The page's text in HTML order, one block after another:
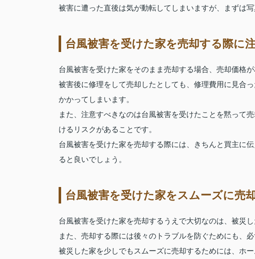
被害に遭った直後は気が動転してしまいますが、まずは
台風被害を受けた家を売却する際に
台風被害を受けた家をそのまま売却する場合、売却価格
被害後に修理をして売却したとしても、修理費用に見合
かかってしまいます。
また、注意すべきなのは台風被害を受けたことを黙って
けるリスクがあることです。
台風被害を受けた家を売却する際には、きちんと買主に
ると良いでしょう。
台風被害を受けた家をスムーズに売
台風被害を受けた家を売却するうえで大切なのは、被災
また、売却する際には後々のトラブルを防ぐためにも、
被災した家を少しでもスムーズに売却するためには、ホ